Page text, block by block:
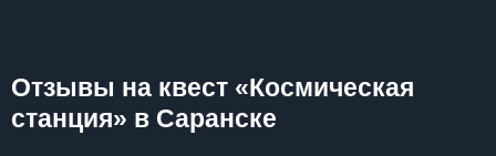
Отзывы на квест «Космическая
станция» в Саранске